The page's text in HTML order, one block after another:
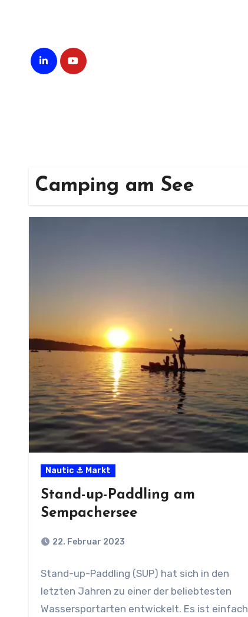
Camping am See
Nautic ⚓ Markt
Stand-up-Paddling am
Sempachersee
22. Februar 2023
Stand-up-Paddling (SUP) hat sich in den
letzten Jahren zu einer der beliebtesten
Wassersportarten entwickelt. Es ist einfach